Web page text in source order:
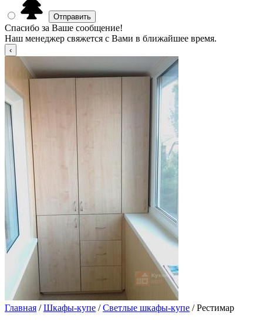
Спасибо за Ваше сообщение!
Наш менеджер свяжется с Вами в ближайшее время.
Главная /Шкафы-купе /Светлые шкафы-купе / Рестимар